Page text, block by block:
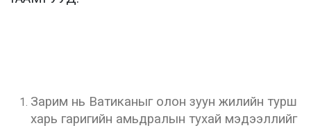
Зарим нь Ватиканыг олон зуун жилийн турш
харь гаригийн амьдралын тухай мэдээллийг